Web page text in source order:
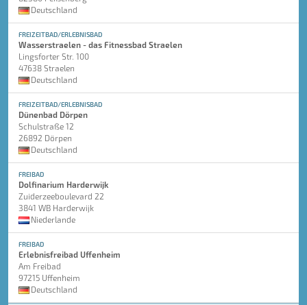
Deutschland
FREIZEITBAD/ERLEBNISBAD
Wasserstraelen - das Fitnessbad Straelen
Lingsforter Str. 100
47638 Straelen
Deutschland
FREIZEITBAD/ERLEBNISBAD
Dünenbad Dörpen
Schulstraße 12
26892 Dörpen
Deutschland
FREIBAD
Dolfinarium Harderwijk
Zuiderzeeboulevard 22
3841 WB Harderwijk
Niederlande
FREIBAD
Erlebnisfreibad Uffenheim
Am Freibad
97215 Uffenheim
Deutschland